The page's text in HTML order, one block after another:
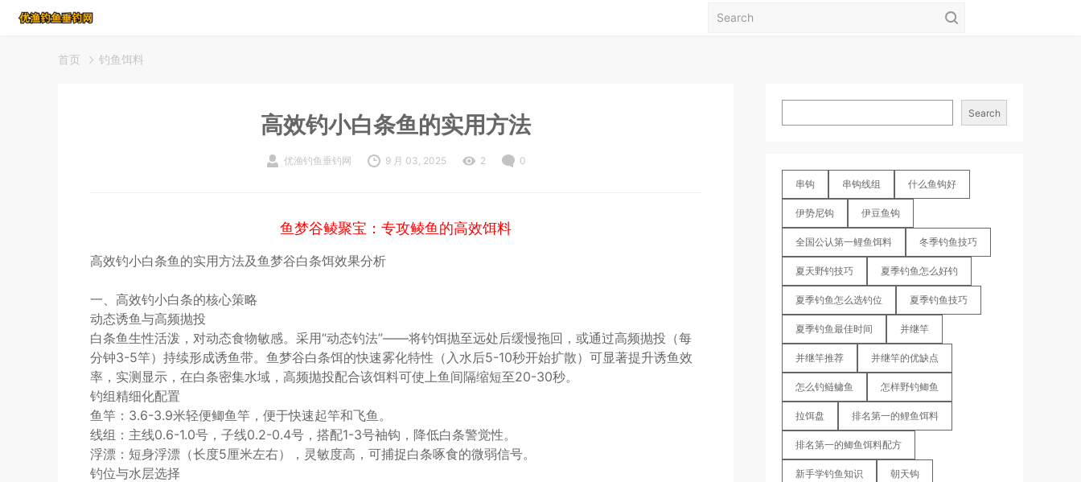
首页 钓鱼饵料
高效钓小白条鱼的实用方法
优渔钓鱼垂钓网 9 月 03, 2025 2 0
鱼梦谷鲮聚宝：专攻鲮鱼的高效饵料
高效钓小白条鱼的实用方法及鱼梦谷白条饵效果分析
一、高效钓小白条的核心策略
动态诱鱼与高频抛投
白条鱼生性活泼，对动态食物敏感。采用“动态钓法”——将钓饵抛至远处后缓慢拖回，或通过高频抛投（每
分钟3-5竿）持续形成诱鱼带。鱼梦谷白条饵的快速雾化特性（入水后5-10秒开始扩散）可显著提升诱鱼效
率，实测显示，在白条密集水域，高频抛投配合该饵料可使上鱼间隔缩短至20-30秒。
钓组精细化配置
鱼竿：3.6-3.9米轻便鲫鱼竿，便于快速起竿和飞鱼。
线组：主线0.6-1.0号，子线0.2-0.4号，搭配1-3号袖钩，降低白条警觉性。
浮漂：短身浮漂（长度5厘米左右），灵敏度高，可捕捉白条啄食的微弱信号。
钓位与水层选择
Search
串钩 串钩线组 什么鱼钩好
伊势尼钩 伊豆鱼钩
全国公认第一鲤鱼饵料 冬季钓鱼技巧
夏天野钓技巧 夏季钓鱼怎么好钓
夏季钓鱼怎么选钓位 夏季钓鱼技巧
夏季钓鱼最佳时间 并继竿
并继竿推荐 并继竿的优缺点
怎么钓鲢鳙鱼 怎样野钓鲫鱼
拉饵盘 排名第一的鲤鱼饵料
排名第一的鲫鱼饵料配方
新手学钓鱼知识 朝天钩